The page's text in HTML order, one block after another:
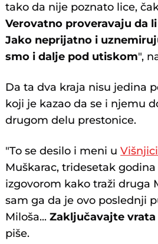
tako da nije poznato lice,
Verovatno proveravaju da
Jako neprijatno i
smo i dalje pod utiskom",
Da ta dva kraja nisu jedina
koji je kazao da se i njemu
drugom delu prestonice.
"To se desilo i meni uVišnjici
Muškarac, tridesetak
izgovorom kako traži druga
sam ga da je ovo poslednji
Miloša...Zaključavajte vrata
piše.